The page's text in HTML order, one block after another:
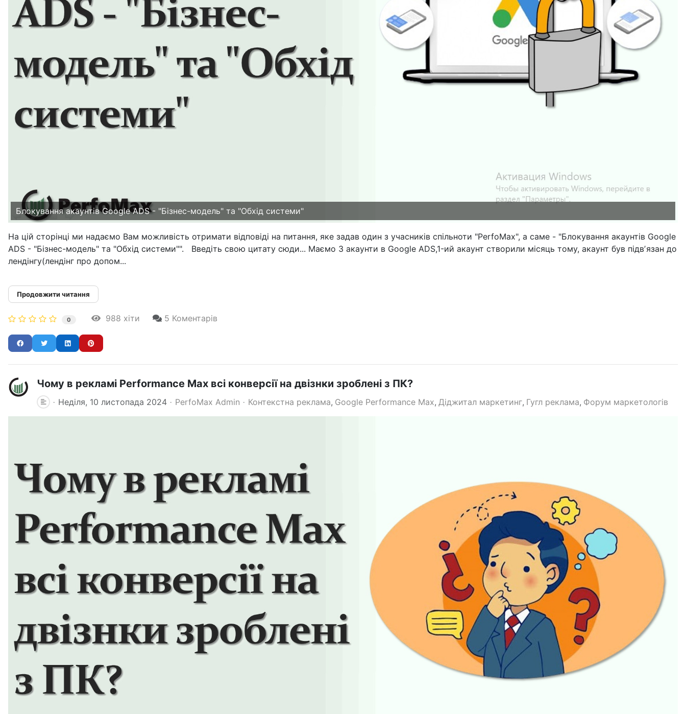
Блокування акаунтів Google ADS - "Бізнес-модель" та "Обхід системи"
На цій сторінці ми надаємо Вам можливість отримати відповіді на питання, яке задав один з учасників спільноти "PerfoMax", а саме - "Блокування акаунтів Google
ADS - "Бізнес-модель" та "Обхід системи"". Введіть свою цитату сюди... Маємо 3 акаунти в Google ADS,1-ий акаунт створили місяць тому, акаунт був підвʼязан до
лендінгу(лендінг про допом...
Продовжити читання
0 988 хіти 5 Коментарів
Чому в рекламі Performance Max всі конверсії на двізнки зроблені з ПК?
Неділя, 10 листопада 2024 PerfoMax Admin Контекстна реклама Google Performance Max Діджитал маркетинг Гугл реклама Форум маркетологів